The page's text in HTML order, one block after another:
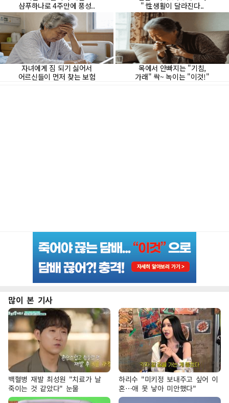
많이 본 기사
백혈병 재발 최성원 "치료가 날
죽이는 것 같았다" 눈물
하리수 "미키정 보내주고 싶어 이
혼…애 못 낳아 미안했다"